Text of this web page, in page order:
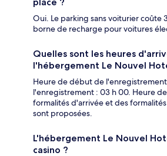
Oui. Le parking sans voiturier coûte
borne de recharge pour voitures
Quelles sont les heures
l'hébergement Le Nouvel
Heure de début de
l'enregistrement : 03 h 00. Heure
formalités d'arrivée et des
sont proposées.
L'hébergement Le Nouvel
casino ?